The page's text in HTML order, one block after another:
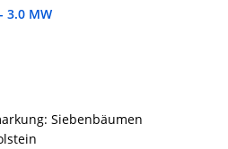
3.0 MW
Siebenbäumen